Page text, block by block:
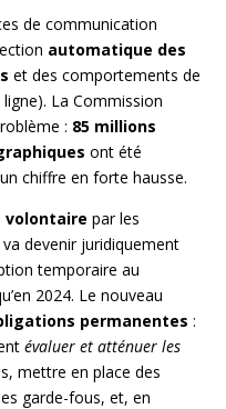
de communication
automatique des
et des comportements de
La Commission
: 85 millions
ont été
chiffre en forte hausse.
volontaire par les
devenir juridiquement
temporaire au
2024. Le nouveau
permanentes :
évaluer et atténuer les
mettre en place des
garde-fous, et, en